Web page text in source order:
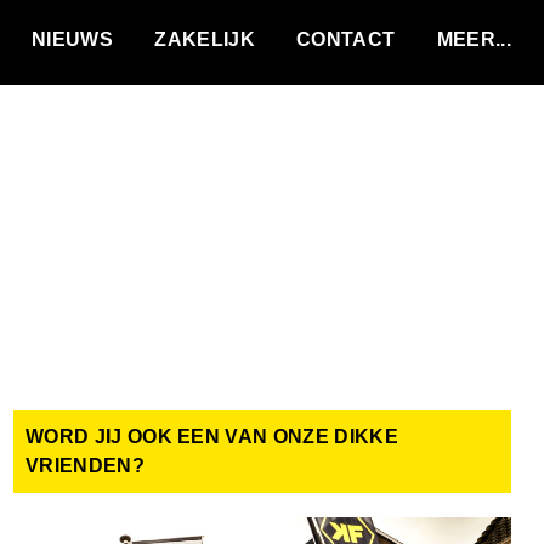
NIEUWS ZAKELIJK CONTACT
WORD JIJ OOK EEN VAN ONZE DIKKE
VRIENDEN?